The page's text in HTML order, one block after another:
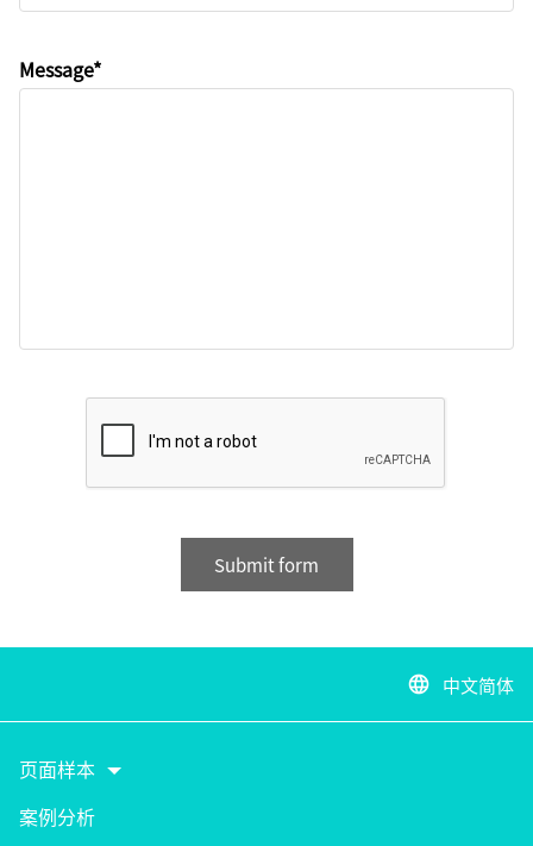
Message*
Submit form
language 中文简体
页面样本
案例分析